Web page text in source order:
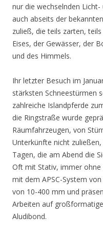
nur die wechselnden
auch abseits der
zuließ, die teils zarten,
Eises, der Gewässer, der
und des Himmels.
Ihr letzter Besuch im
stärksten Schneestürmen
zahlreiche Islandpferde
die Ringstraße wurde
Räumfahrzeugen, von
Unterkünfte nicht
Tagen, die am Abend die
Oft mit Stativ, immer ohne
mit dem APSC-System
von 10-400 mm und
Arbeiten auf
Aludibond.